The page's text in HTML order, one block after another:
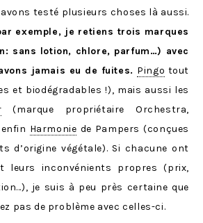
testé plusieurs choses là aussi.
exemple, je retiens trois marques
sans lotion, chlore, parfum…) avec
jamais eu de fuites. Pingo tout
et biodégradables !), mais aussi les
(marque propriétaire Orchestra,
Harmonie de Pampers (conçues
d’origine végétale). Si chacune ont
leurs inconvénients propres (prix,
je suis à peu près certaine que
pas de problème avec celles-ci.